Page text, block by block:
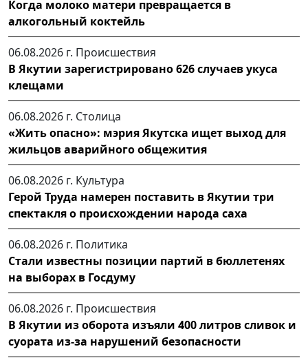
Когда молоко матери превращается в
алкогольный коктейль
06.08.2026 г. Происшествия
В Якутии зарегистрировано 626 случаев укуса
клещами
06.08.2026 г. Столица
«Жить опасно»: мэрия Якутска ищет выход для
жильцов аварийного общежития
06.08.2026 г. Культура
Герой Труда намерен поставить в Якутии три
спектакля о происхождении народа саха
06.08.2026 г. Политика
Стали известны позиции партий в бюллетенях
на выборах в Госдуму
06.08.2026 г. Происшествия
В Якутии из оборота изъяли 400 литров сливок и
суората из-за нарушений безопасности